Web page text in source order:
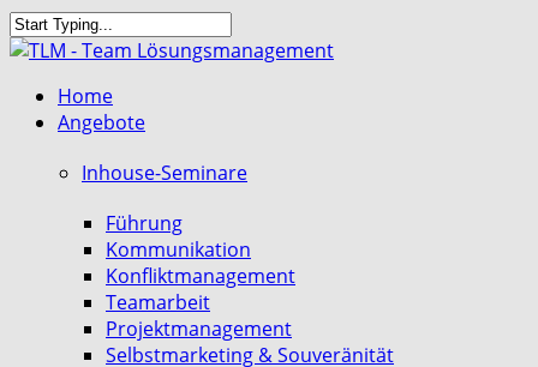
Skip
to
content
Close
search
MenuHome
Angebote
Inhouse-Seminare
Führung
Kommunikation
Konfliktmanagement
Teamarbeit
Projektmanagement
Selbstmarketing & Souveränität